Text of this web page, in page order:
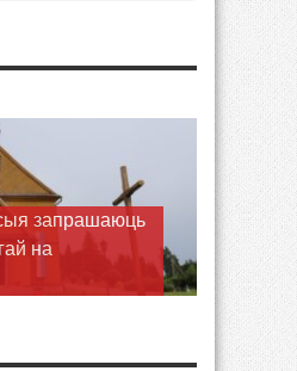
запрашаюць
на